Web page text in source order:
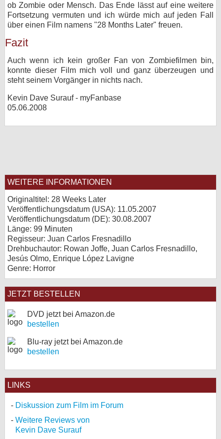
ob Zombie oder Mensch. Das Ende lässt auf eine weitere
Fortsetzung vermuten und ich würde mich auf jeden Fall
über einen Film namens "28 Months Later" freuen.
Fazit
Auch wenn ich kein großer Fan von Zombiefilmen bin,
konnte dieser Film mich voll und ganz überzeugen und
steht seinem Vorgänger in nichts nach.
Kevin Dave Surauf - myFanbase
05.06.2008
WEITERE INFORMATIONEN
Originaltitel: 28 Weeks Later
Veröffentlichungsdatum (USA): 11.05.2007
Veröffentlichungsdatum (DE): 30.08.2007
Länge: 99 Minuten
Regisseur: Juan Carlos Fresnadillo
Drehbuchautor: Rowan Joffe, Juan Carlos Fresnadillo,
Jesús Olmo, Enrique López Lavigne
Genre: Horror
JETZT BESTELLEN
DVD jetzt bei Amazon.de
bestellen
Blu-ray jetzt bei Amazon.de
bestellen
LINKS
Diskussion zum Film im Forum
Weitere Reviews von
Kevin Dave Surauf